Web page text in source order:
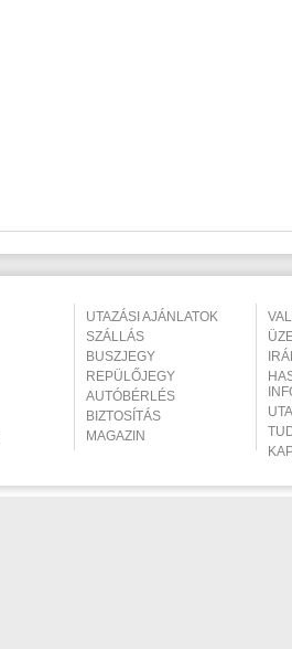
UTAZÁSI AJÁNLATOK
SZÁLLÁS
BUSZJEGY
REPÜLŐJEGY
AUTÓBÉRLÉS
BIZTOSÍTÁS
MAGAZIN